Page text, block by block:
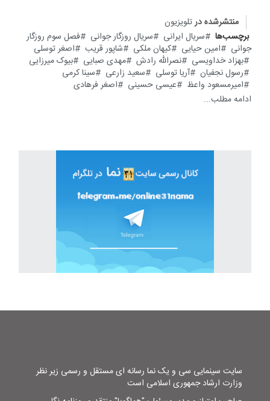
منتشرشده درتلویزیون
برچسب‌ها
سریال ایرانی سریال روزگار جوانی
فصل سوم روزگار
جوانی
امین حیایی کیهان ملکی شاپور قریب
اصغر توسلی
بهزاد خداویسی
نصرالله رادش مهدی صبایی
بیوک میرزایی
رسول نجفیان
آریا توسلی سعید زارعی
سینا کرمی
امیرمسعود واعظ
عیسی حسینی
اصغر فرهادی
ادامه مطلب...
سایت سینمایی سی و یک نما رسانه ای مستقل و رسمی زیر نظر
وزارت ارشاد جمهوری اسلامی است